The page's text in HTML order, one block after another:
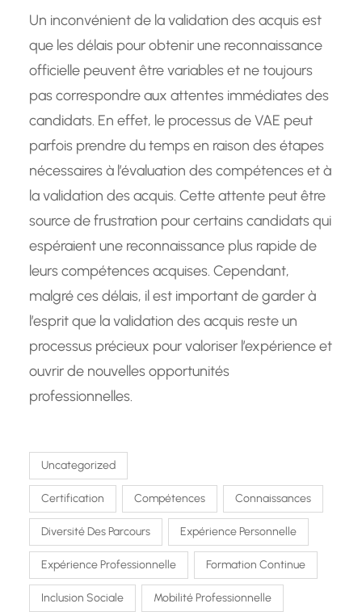
Un inconvénient de la validation des acquis est
que les délais pour obtenir une reconnaissance
officielle peuvent être variables et ne toujours
pas correspondre aux attentes immédiates des
candidats. En effet, le processus de VAE peut
parfois prendre du temps en raison des étapes
nécessaires à l’évaluation des compétences et à
la validation des acquis. Cette attente peut être
source de frustration pour certains candidats qui
espéraient une reconnaissance plus rapide de
leurs compétences acquises. Cependant,
malgré ces délais, il est important de garder à
l’esprit que la validation des acquis reste un
processus précieux pour valoriser l’expérience et
ouvrir de nouvelles opportunités
professionnelles.
Uncategorized
Certification Compétences Connaissances
Diversité Des Parcours Expérience Personnelle
Expérience Professionnelle Formation Continue
Inclusion Sociale Mobilité Professionnelle